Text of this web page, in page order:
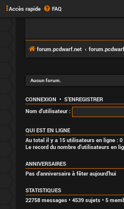
Accès rapide FAQ
forum.pcdwarf.net
Aucun forum.
CONNEXION • S’ENREGISTRER
Nom d’utilisateur :
QUI EST EN LIGNE
Au total il y a 15 utilisateurs en ligne :
Le record du nombre d’utilisateurs en
ANNIVERSAIRES
Pas d’anniversaire à fêter aujourd’hui
STATISTIQUES
22758 messages • 4539 sujets • 5